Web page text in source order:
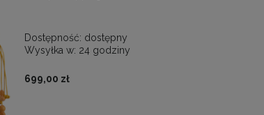
Dostępność: dostępny
Wysyłka w: 24 godziny
699,00 zł